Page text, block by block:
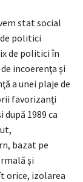
stat social
politici
de politici în
incoerenţa şi
a unei plaje de
favorizanţi
1989 ca
bazat pe
şi
orice, izolarea